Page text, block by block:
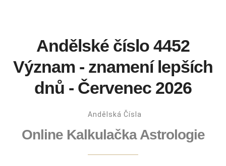
Andělské číslo 4452
Význam - znamení lepších
dnů - Červenec 2026
Andělská Čísla
Online Kalkulačka Astrologie